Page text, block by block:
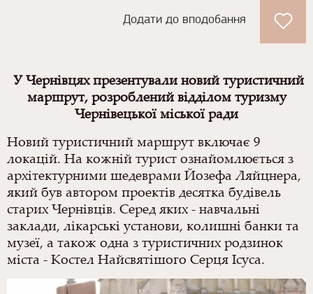
Додати до вподобання
УЧернівцях презентували новий туристичний
маршрут, розроблений відділом туризму
Чернівецької міської ради
Новий туристичний маршрут включає 9
локацій. На кожній турист ознайомлюється з
архітектурними шедеврами Йозефа Ляйцнера,
який був автором проектів десятка будівель
старих Чернівців. Серед яких - навчальні
заклади, лікарські установи, колишні банки та
музеї, а також одна з туристичних родзинок
міста - Костел Найсвятішого Серця Ісуса.